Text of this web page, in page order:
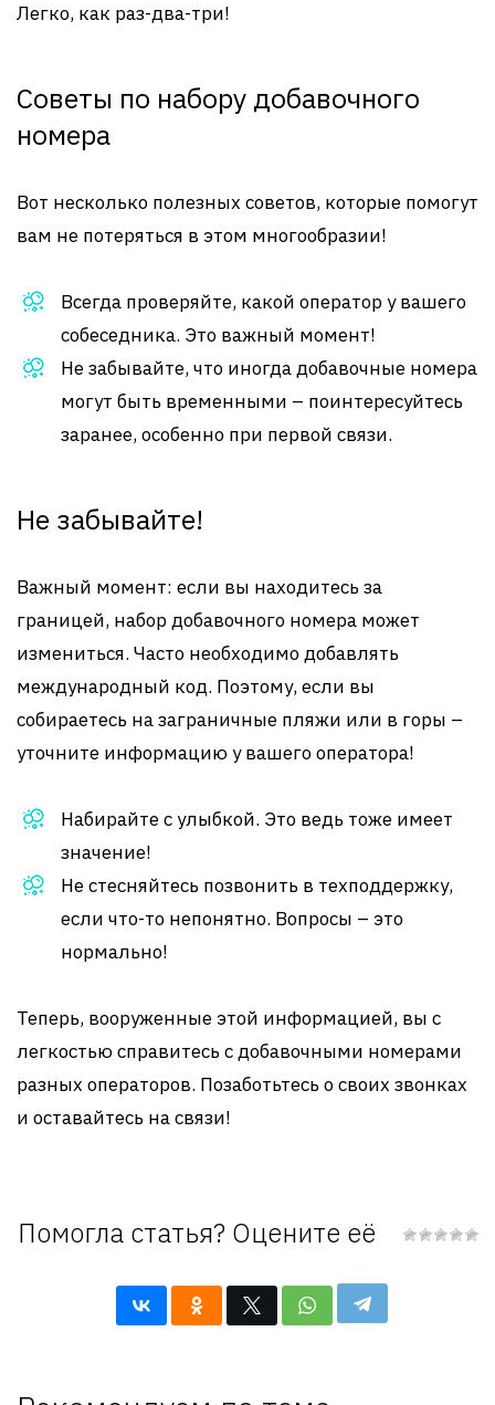
Легко, как раз-два-три!
Советы по набору добавочного
номера
Вот несколько полезных советов, которые помогут
вам не потеряться в этом многообразии!
Всегда проверяйте, какой оператор у вашего
собеседника. Это важный момент!
Не забывайте, что иногда добавочные номера
могут быть временными – поинтересуйтесь
заранее, особенно при первой связи.
Не забывайте!
Важный момент: если вы находитесь за
границей, набор добавочного номера может
измениться. Часто необходимо добавлять
международный код. Поэтому, если вы
собираетесь на заграничные пляжи или в горы –
уточните информацию у вашего оператора!
Набирайте с улыбкой. Это ведь тоже имеет
значение!
Не стесняйтесь позвонить в техподдержку,
если что-то непонятно. Вопросы – это
нормально!
Теперь, вооруженные этой информацией, вы с
легкостью справитесь с добавочными номерами
разных операторов. Позаботьтесь о своих звонках
и оставайтесь на связи!
Помогла статья? Оцените её